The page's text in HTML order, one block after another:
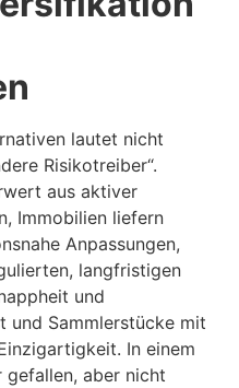
lautet nicht
Risikotreiber“.
aus aktiver
Immobilien liefern
Anpassungen,
langfristigen
und
und Sammlerstücke mit
In einem
gefallen, aber nicht